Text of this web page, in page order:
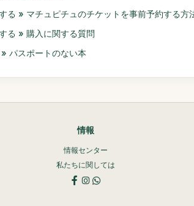
る » マチュピチュのチケットを事前予約する方
る » 購入に関する質問
» パスポートのない本
情報
情報センター
私たちに関しては